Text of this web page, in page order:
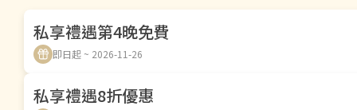
私享禮遇第4晚免費
即日起 ~ 2026-11-26
私享禮遇8折優惠